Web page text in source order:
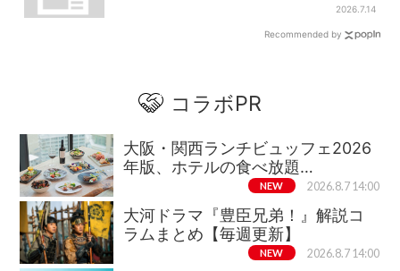
2026.7.14
Recommended by
コラボPR
大阪・関西ランチビュッフェ2026
年版、ホテルの食べ放題…
NEW 2026.8.7 14:00
大河ドラマ『豊臣兄弟！』解説コ
ラムまとめ【毎週更新】
NEW 2026.8.7 14:00